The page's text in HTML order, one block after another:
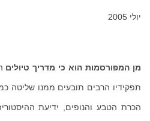
יולי 2005
מן המפורסמות הוא כי מדריך טיולים
תפקידיו הרבים תובעים ממנו שליטה
הכרת הטבע והנופים ידיעת